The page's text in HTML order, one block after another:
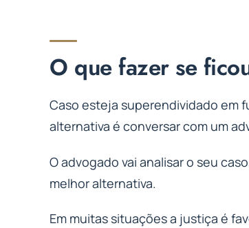
O que fazer se
Caso esteja superendividado em
alternativa é conversar com um
O advogado vai analisar o seu
melhor alternativa.
Em muitas situações a justiça é